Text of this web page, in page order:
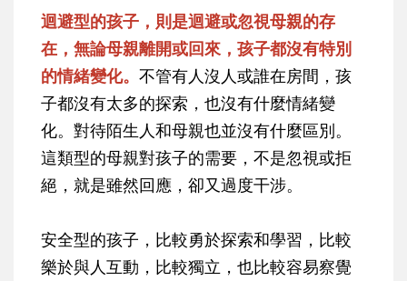
迴避型的孩子，則是迴避或忽視母親的存
在，無論母親離開或回來，孩子都沒有特別
的情緒變化。 不管有人沒人或誰在房間，孩
子都沒有太多的探索，也沒有什麼情緒變
化。對待陌生人和母親也並沒有什麼區別。
這類型的母親對孩子的需要，不是忽視或拒
絕，就是雖然回應，卻又過度干涉。
安全型的孩子，比較勇於探索和學習，比較
樂於與人互動，比較獨立，也比較容易察覺